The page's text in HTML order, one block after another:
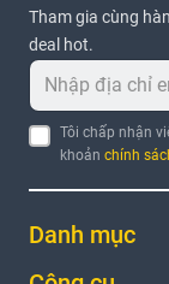
Tham gia cùng
deal hot.
Tôi chấp nhận
khoảnchính
Danh mục